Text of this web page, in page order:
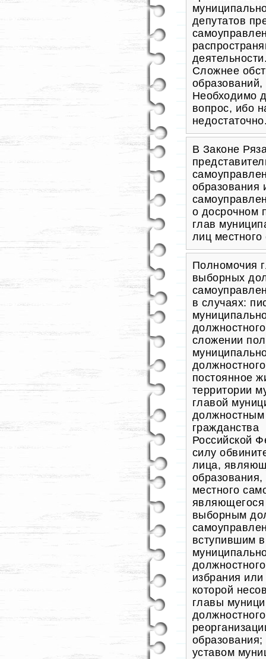
депутатов
Сложнее
Необходимо
вопрос, ибо
В Законе
образования
о досрочном
глав
лиц
Полномочия
выборных
в случаях:
сложении
постоянное
территории
главой
должностным
гражданства
Российской
силу
лица,
местного
являющегося
выборным
вступившим
избрания
которой
главы
уставом